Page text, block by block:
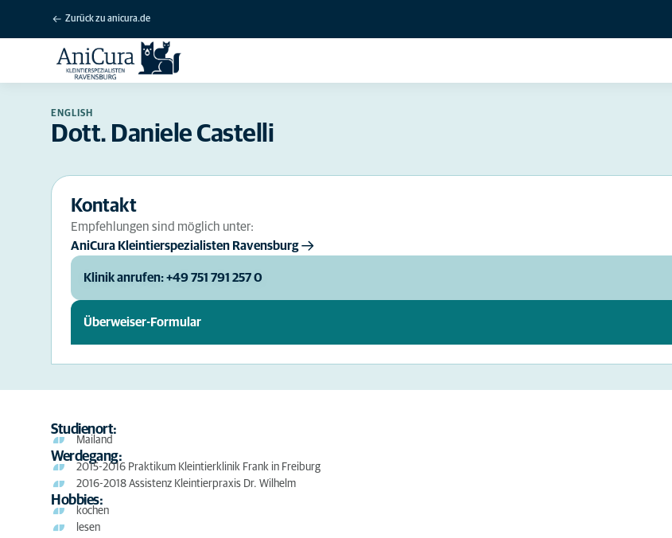
Zurück zu anicura.de
ENGLISH
Dott. Daniele Castelli
Kontakt
Empfehlungen sind möglich unter:
AniCura Kleintierspezialisten Ravensburg
Klinik anrufen: +49 751 791 257 0
Überweiser-Formular
Studienort:
Mailand
Werdegang:
2015-2016 Praktikum Kleintierklinik Frank in Freiburg
2016-2018 Assistenz Kleintierpraxis Dr. Wilhelm
Hobbies:
kochen
lesen